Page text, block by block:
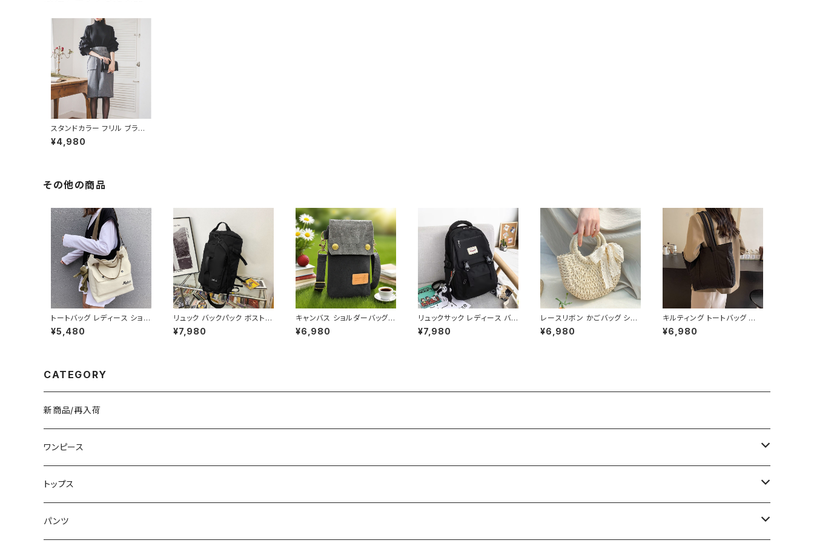
スタンドカラー フリル ブラウ
ス C-TAW1007
¥4,980
その他の商品
トートバッグ レディース ショル
ダーバッグ 春夏 秋冬 春 夏
秋 冬 黒 バッグ 大容量 キャン
宿 旅行 通学 学校バッグ 高校
B4 シンプル キャンバストート
ー 学校 カレッジコーデ カジ
B0044
¥5,480
リュック バックパック ボストン
バッグ メンズ レディース 大容
量 軽量 旅行バッグ 多機能 2
¥7,980
キャンバス ショルダーバッグ
スマホポーチ ミニバッグ レデ
ィース メンズ 斜めがけ カジ
¥6,980
リュックサック レディース バッ
クパック 通学バッグ カジュア
ルリュック 大容量 高校生 中
¥7,980
レースリボン かごバッグ ショ
ルダーバッグ レディース 韓国
風 春夏 ナチュラルスタイル リ
¥6,980
キルティング トートバッグ 大
容量 肩掛けバッグ レディース
バッグ シンプル 無地 カジュア
¥6,980
CATEGORY
新商品/再入荷
ワンピース
ミニ/ショート
ミディアム/ミモレ
トップス
Tシャツ/カットソー
パンツ